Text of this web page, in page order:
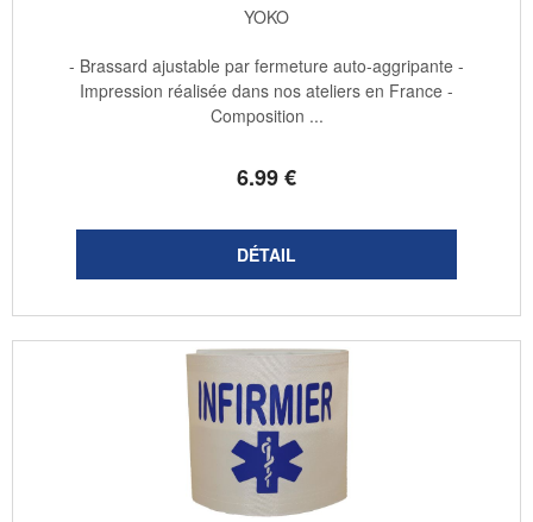
YOKO
6.99€
- Brassard ajustable par fermeture auto-aggripante -
Impression réalisée dans nos ateliers en France -
Composition ...